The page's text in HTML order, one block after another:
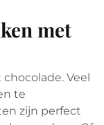
met
Veel
te
zijn perfect